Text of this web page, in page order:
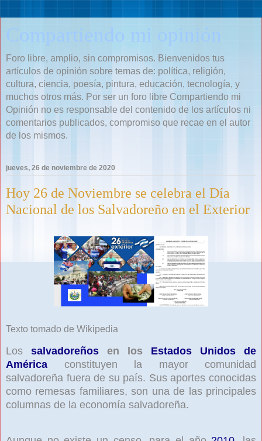
Compartiendo mi opinión
Foro libre, amplio, sin compromisos. Bienvenidos tus
artículos de opinión sobre temas de: política, religión,
cultura, ciencia, poesía, pintura, educación, tecnología, y
muchos otros más. Por ser un foro libre Compartiendo mi
Opinión no es responsable del contenido de los artículos ni
comentarios publicados, compromiso que recae en el autor
de los mismos.
jueves, 26 de noviembre de 2020
Hoy 26 de Noviembre se celebra el Día
Nacional de los Salvadoreño en el Exterior
Texto tomado de Wikipedia
Los salvadoreños en los Estados Unidos de
América constituyen la mayor comunidad
salvadoreña fuera de su país. Sus aportes conocidas
como remesas familiares, son una de las principales
columnas de la economía salvadoreña.